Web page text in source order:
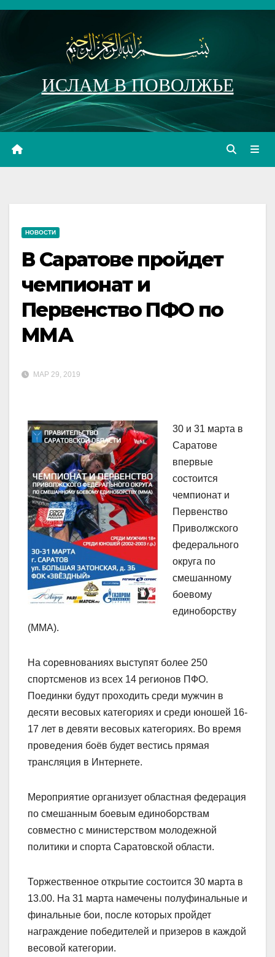
Перейти
ИСЛАМ В ПОВОЛЖЬЕ
НОВОСТИ
В Саратове пройдет
чемпионат и
Первенство ПФО по
ММА
МАР 29, 2019
30 и 31 марта в
Саратове
впервые
состоится
чемпионат и
Первенство
Приволжского
федерального
округа по
смешанному
боевому
единоборству
(ММА).
На соревнованиях выступят более 250
спортсменов из всех 14 регионов ПФО.
Поединки будут проходить среди мужчин в
десяти весовых категориях и среди юношей 16-
17 лет в девяти весовых категориях. Во время
проведения боёв будет вестись прямая
трансляция в Интернете.
Мероприятие организует областная федерация
по смешанным боевым единоборствам
совместно с министерством молодежной
политики и спорта Саратовской области.
Торжественное открытие состоится 30 марта в
13.00. На 31 марта намечены полуфинальные и
финальные бои, после которых пройдет
награждение победителей и призеров в каждой
весовой категории.